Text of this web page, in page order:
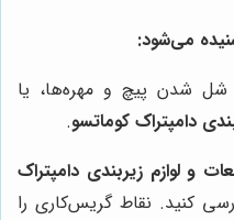
می‌شود:
شدن پیچ و مهره‌ها، یا
دامپتراک کوماتسو.
و لوازم زیربندی دامپتراک
کنید. نقاط گریس‌کاری را